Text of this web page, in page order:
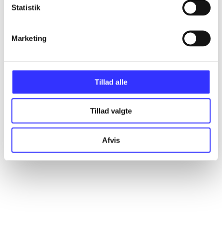
Statistik
Marketing
Tillad alle
Tillad valgte
Afvis
Artikler